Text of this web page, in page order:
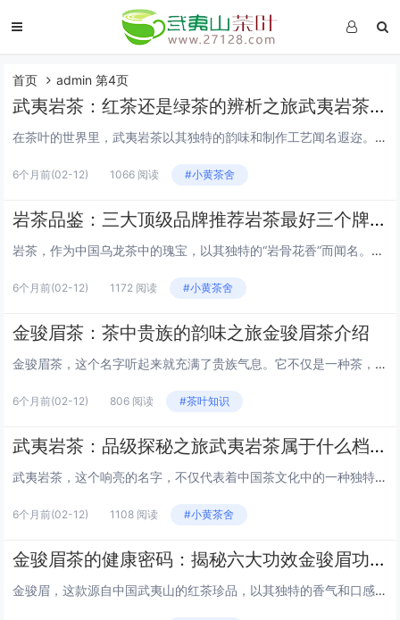
首页 admin 第4页
武夷岩茶：红茶还是绿茶的辨析之旅武夷岩茶属于红茶还是绿茶
在茶叶的世界里，武夷岩茶以其独特的韵味和制作工艺闻名遐迩。然而，许多茶友在品饮时常常疑惑：武夷岩茶究竟属于红茶还是绿茶？今天，就让我们一起踏上这场辨析之旅，揭开武夷岩茶的神秘面纱。 武夷岩茶的起源 武夷岩茶，顾名思义，产于中国福建省武夷山...
6个月前(02-12) 1066 阅读 #小黄茶舍
岩茶品鉴：三大顶级品牌推荐岩茶最好三个牌子
岩茶，作为中国乌龙茶中的瑰宝，以其独特的“岩骨花香”而闻名。在众多岩茶品牌中，有三个品牌以其卓越的品质和独特的风味脱颖而出，成为茶友们心中的至宝。本文将为您详细介绍这三个品牌的岩茶，带您领略岩茶的非凡魅力。 1. 大红袍（Da Hong...
6个月前(02-12) 1172 阅读 #小黄茶舍
金骏眉茶：茶中贵族的韵味之旅金骏眉茶介绍
金骏眉茶，这个名字听起来就充满了贵族气息。它不仅是一种茶，更是一种文化，一种艺术，一种生活的态度。让我们一起走进金骏眉的世界，感受它独特的韵味。 金骏眉的起源 金骏眉茶，这个名字来源于它的产地——中国福建省武夷山。"金"...
6个月前(02-12) 806 阅读 #茶叶知识
武夷岩茶：品级探秘之旅武夷岩茶属于什么档次
武夷岩茶，这个响亮的名字，不仅代表着中国茶文化中的一种独特风味，更是茶界中一个不可忽视的存在。那么，武夷岩茶究竟属于什么档次呢？让我们一起揭开它神秘的面纱。 武夷岩茶的起源与地位 武夷岩茶，产自中国福建省武夷山，这里被誉为“茶的故乡”。武...
6个月前(02-12) 1108 阅读 #小黄茶舍
金骏眉茶的健康密码：揭秘六大功效金骏眉功效
金骏眉，这款源自中国武夷山的红茶珍品，以其独特的香气和口感深受茶友们的喜爱。然而，除了品饮的享受，金骏眉还蕴含着丰富的健康益处。本文将带你探索金骏眉的六大功效，揭开这款茶中瑰宝的健康密码。 1. 提神醒脑 金骏眉含有丰富的咖啡因，这种天然...